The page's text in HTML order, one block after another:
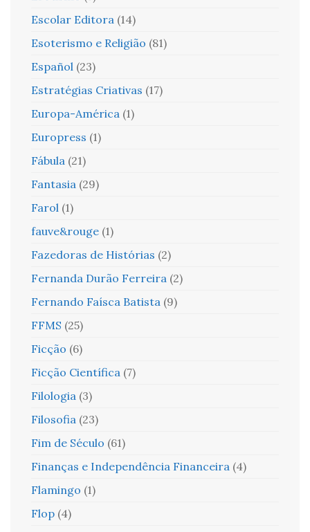
Escolar Editora (14)
Esoterismo e Religião (81)
Español (23)
Estratégias Criativas (17)
Europa-América (1)
Europress (1)
Fábula (21)
Fantasia (29)
Farol (1)
fauve&rouge (1)
Fazedoras de Histórias (2)
Fernanda Durão Ferreira (2)
Fernando Faísca Batista (9)
FFMS (25)
Ficção (6)
Ficção Científica (7)
Filologia (3)
Filosofia (23)
Fim de Século (61)
Finanças e Independência Financeira (4)
Flamingo (1)
Flop (4)